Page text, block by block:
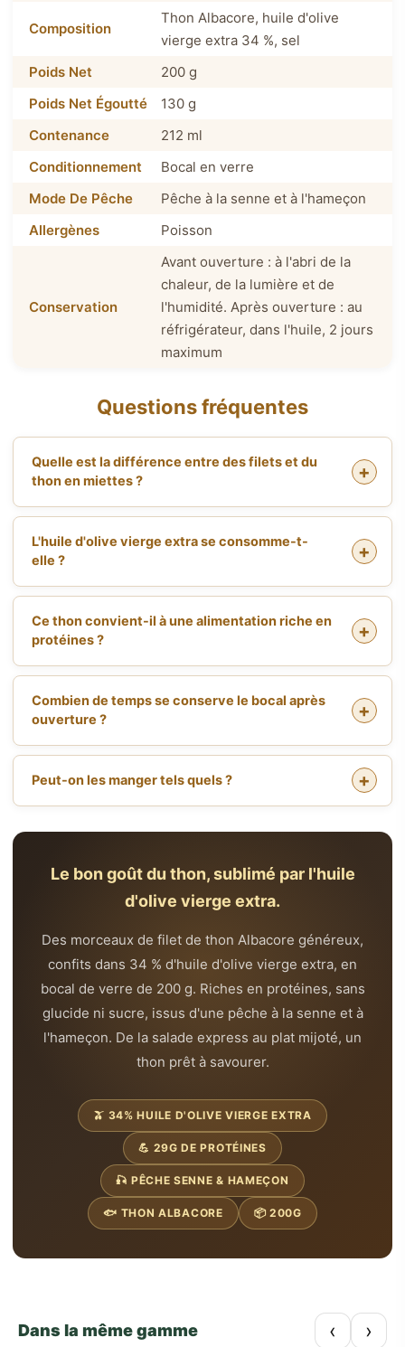
Composition
Thon Albacore, huile d'olive
vierge extra 34 %, sel
Poids Net
200 g
Poids Net Égoutté
130 g
Contenance
212 ml
Conditionnement
Bocal en verre
Mode De Pêche
Pêche à la senne et à l'hameçon
Allergènes
Poisson
Conservation
Avant ouverture : à l'abri de la
chaleur, de la lumière et de
l'humidité. Après ouverture : au
réfrigérateur, dans l'huile, 2 jours
maximum
Questions fréquentes
Quelle est la différence entre des filets et du
thon en miettes ?
L'huile d'olive vierge extra se consomme-t-
elle ?
Ce thon convient-il à une alimentation riche en
protéines ?
Combien de temps se conserve le bocal après
ouverture ?
Peut-on les manger tels quels ?
Le bon goût du thon, sublimé par l'huile
d'olive vierge extra.
Des morceaux de filet de thon Albacore généreux,
confits dans 34 % d'huile d'olive vierge extra, en
bocal de verre de 200 g. Riches en protéines, sans
glucide ni sucre, issus d'une pêche à la senne et à
l'hameçon. De la salade express au plat mijoté, un
thon prêt à savourer.
🫒 34% HUILE D'OLIVE VIERGE EXTRA
💪 29G DE PROTÉINES
🎣 PÊCHE SENNE & HAMEÇON
🐟 THON ALBACORE 📦 200G
Dans la même gamme ‹ ›